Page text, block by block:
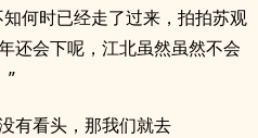
何时已经走了过来，拍拍苏观
还会下呢，江北虽然虽然不会
”
有看头，那我们就去